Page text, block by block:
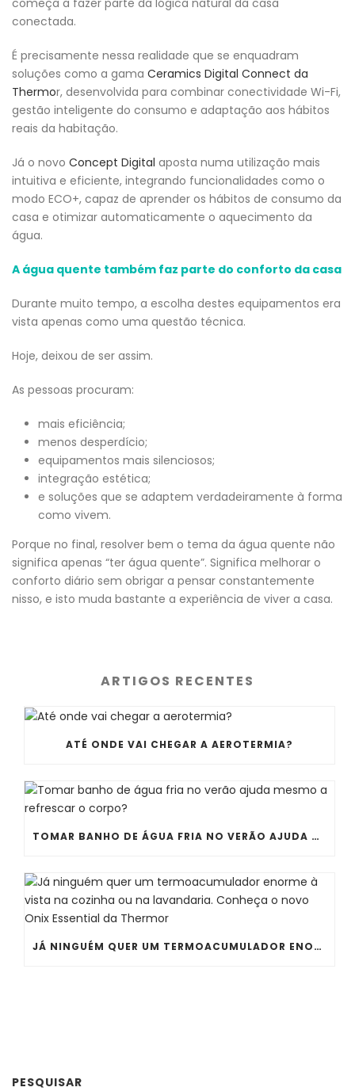
começa a fazer parte da lógica natural da casa
conectada.
É precisamente nessa realidade que se enquadram
soluções como a gama Ceramics Digital Connect da
Thermor, desenvolvida para combinar conectividade Wi-Fi,
gestão inteligente do consumo e adaptação aos hábitos
reais da habitação.
Já o novo Concept Digital aposta numa utilização mais
intuitiva e eficiente, integrando funcionalidades como o
modo ECO+, capaz de aprender os hábitos de consumo da
casa e otimizar automaticamente o aquecimento da
água.
A água quente também faz parte do conforto da casa
Durante muito tempo, a escolha destes equipamentos era
vista apenas como uma questão técnica.
Hoje, deixou de ser assim.
As pessoas procuram:
mais eficiência;
menos desperdício;
equipamentos mais silenciosos;
integração estética;
e soluções que se adaptem verdadeiramente à forma
como vivem.
Porque no final, resolver bem o tema da água quente não
significa apenas “ter água quente”. Significa melhorar o
conforto diário sem obrigar a pensar constantemente
nisso, e isto muda bastante a experiência de viver a casa.
ARTIGOS RECENTES
ATÉ ONDE VAI CHEGAR A AEROTERMIA?
TOMAR BANHO DE ÁGUA FRIA NO VERÃO AJUDA MESMO A REFRESCAR O CORPO?
JÁ NINGUÉM QUER UM TERMOACUMULADOR ENORME À VISTA NA COZINHA OU NA LAVANDARIA. CONHEÇA O NOVO ONIX ESSENTIAL DA THERMOR
PESQUISAR